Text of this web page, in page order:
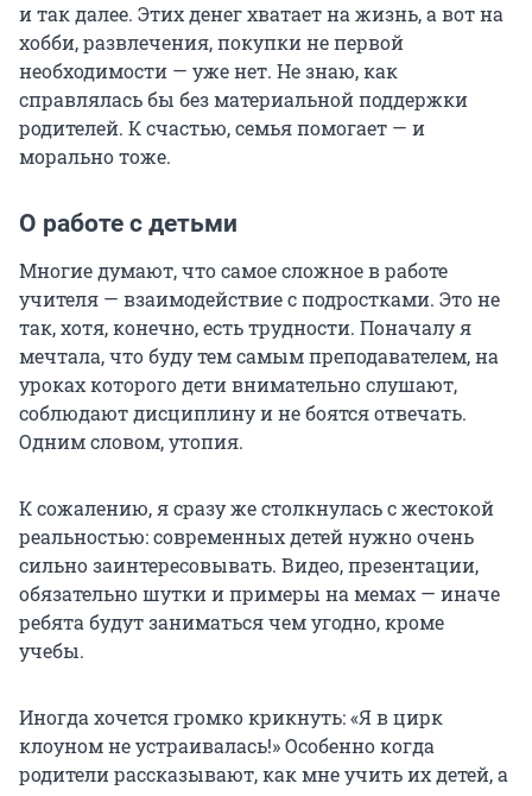
и так далее. Этих денег хватает на жизнь, а вот на
хобби, развлечения, покупки не первой
необходимости — уже нет. Не знаю, как
справлялась бы без материальной поддержки
родителей. К счастью, семья помогает — и
морально тоже.
О работе с детьми
Многие думают, что самое сложное в работе
учителя — взаимодействие с подростками. Это не
так, хотя, конечно, есть трудности. Поначалу я
мечтала, что буду тем самым преподавателем, на
уроках которого дети внимательно слушают,
соблюдают дисциплину и не боятся отвечать.
Одним словом, утопия.
К сожалению, я сразу же столкнулась с жестокой
реальностью: современных детей нужно очень
сильно заинтересовывать. Видео, презентации,
обязательно шутки и примеры на мемах — иначе
ребята будут заниматься чем угодно, кроме
учебы.
Иногда хочется громко крикнуть: «Я в цирк
клоуном не устраивалась!» Особенно когда
родители рассказывают, как мне учить их детей, а